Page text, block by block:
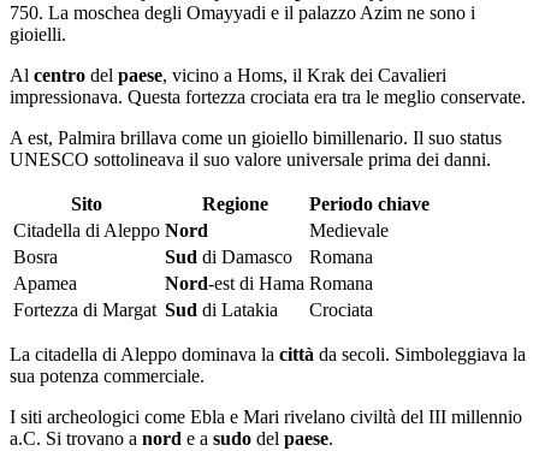
750. La moschea degli Omayyadi e il palazzo Azim ne sono i
gioielli.
Al centro del paese, vicino a Homs, il Krak dei Cavalieri
impressionava. Questa fortezza crociata era tra le meglio conservate.
A est, Palmira brillava come un gioiello bimillenario. Il suo status
UNESCO sottolineava il suo valore universale prima dei danni.
Sito Regione
Periodo chiave
Citadella di Aleppo Nord
Medievale
Bosra
Sud di Damasco
Romana
Apamea
Nord-est di Hama Romana
Fortezza di Margat Sud di Latakia Crociata
La citadella di Aleppo dominava la città da secoli. Simboleggiava la
sua potenza commerciale.
I siti archeologici come Ebla e Mari rivelano civiltà del III millennio
a.C. Si trovano a nord e a sudo del paese.